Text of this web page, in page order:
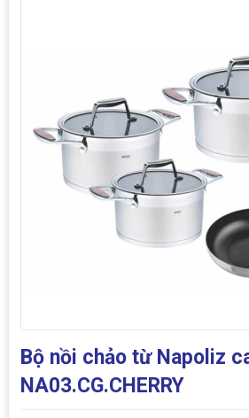
Bộ nồi chảo từ Napoliz
NA03.CG.CHERRY